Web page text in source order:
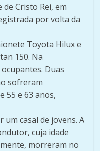
de Cristo Rei, em
por volta da
Toyota Hilux e
150. Na
Duas
sofreram
55 e 63 anos,
um casal de jovens. A
cuja idade
morreram no